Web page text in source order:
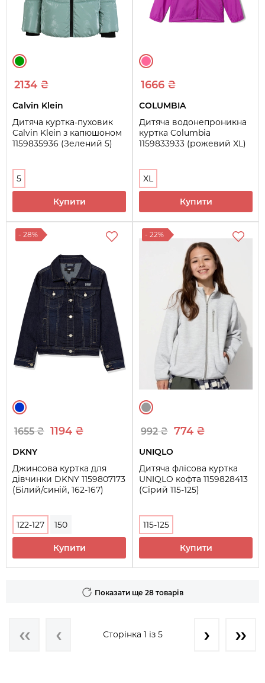
2134 ₴
Calvin Klein
Дитяча куртка-пуховик
Calvin Klein з капюшоном
1159835936 (Зелений 5)
5
Купити
1666 ₴
COLUMBIA
Дитяча водонепроникна
куртка Columbia
1159833933 (рожевий XL)
XL
Купити
- 28%
1655 ₴ 1194 ₴
DKNY
Джинсова куртка для
дівчинки DKNY 1159807173
(Білий/синій, 162-167)
122-127 150
Купити
- 22%
992 ₴ 774 ₴
UNIQLO
Дитяча флісова куртка
UNIQLO кофта 1159828413
(Сірий 115-125)
115-125
Купити
Показати ще 28 товарів
Сторінка 1 із 5